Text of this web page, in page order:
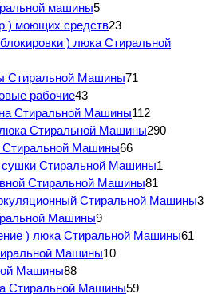
машины5
) моющих средств23
) люка Стиральной
Стиральной Машины71
рабочие43
Стиральной Машины112
Стиральной Машины290
Стиральной Машины66
сушки Стиральной Машины1
Стиральной Машины81
Стиральной Машины3
Машины9
) люка Стиральной Машины61
Машины10
Машины88
Стиральной Машины59